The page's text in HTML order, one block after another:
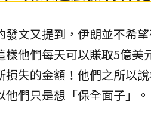
發文又提到，伊朗並不希望
樣他們每天可以賺取5億
損失的金額！他們之所以
他們只是想「保全面子」。